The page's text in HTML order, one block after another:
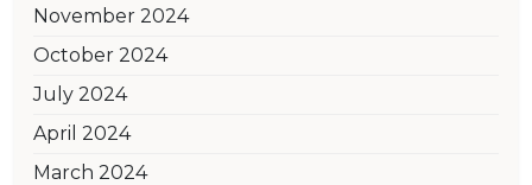
November 2024
October 2024
July 2024
April 2024
March 2024